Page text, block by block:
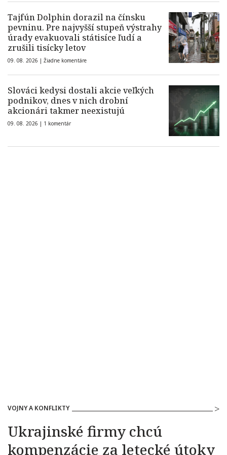
Tajfún Dolphin dorazil na čínsku
pevninu. Pre najvyšší stupeň výstrahy
úrady evakuovali státisíce ľudí a
zrušili tisícky letov
09. 08. 2026 | Žiadne komentáre
Slováci kedysi dostali akcie veľkých
podnikov, dnes v nich drobní
akcionári takmer neexistujú
09. 08. 2026 | 1 komentár
VOJNY A KONFLIKTY
Ukrajinské firmy chcú
kompenzácie za letecké útoky